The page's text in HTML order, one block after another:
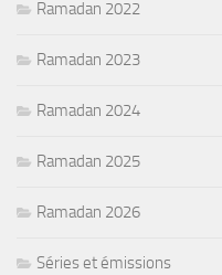
Ramadan 2022
Ramadan 2023
Ramadan 2024
Ramadan 2025
Ramadan 2026
Séries et émissions